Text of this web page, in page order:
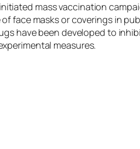
mass vaccination
face masks or coverings in
have been developed to
measures.